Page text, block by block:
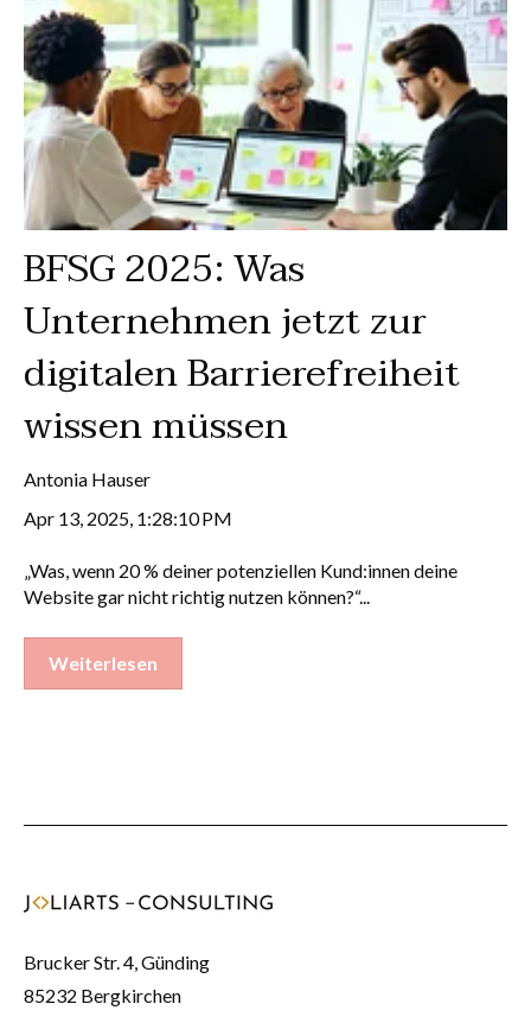
BFSG 2025: Was
Unternehmen jetzt zur
digitalen Barrierefreiheit
wissen müssen
Antonia Hauser
Apr 13, 2025, 1:28:10 PM
„Was, wenn 20 % deiner potenziellen Kund:innen deine
Website gar nicht richtig nutzen können?“...
Weiterlesen
Brucker Str. 4, Günding
85232 Bergkirchen